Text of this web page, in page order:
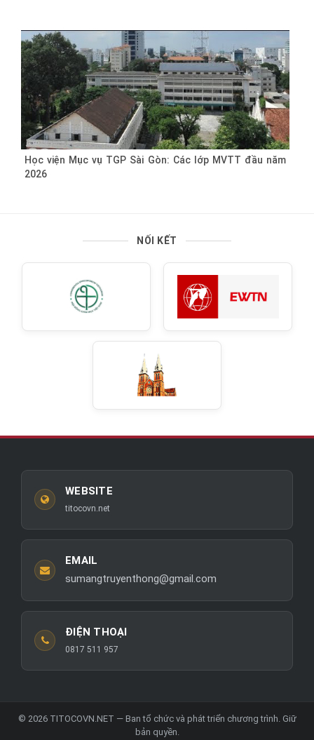
Học viện Mục vụ TGP Sài Gòn: Các lớp MVTT đầu năm
2026
NỐI KẾT
WEBSITE
titocovn.net
EMAIL
sumangtruyenthong@gmail.com
ĐIỆN THOẠI
0817 511 957
© 2026 TITOCOVN.NET — Ban tổ chức và phát triển chương trình. Giữ
bản quyền.